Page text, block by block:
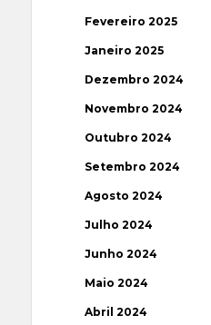
Fevereiro 2025
Janeiro 2025
Dezembro 2024
Novembro 2024
Outubro 2024
Setembro 2024
Agosto 2024
Julho 2024
Junho 2024
Maio 2024
Abril 2024